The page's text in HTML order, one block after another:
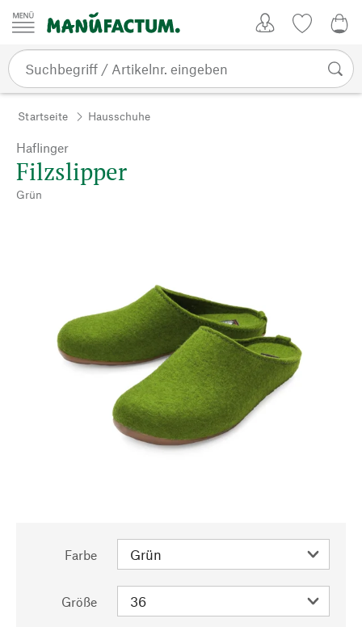
Zum Inhalt springen
Startseite Hausschuhe
Haflinger
Filzslipper
Grün
Farbe
Größe